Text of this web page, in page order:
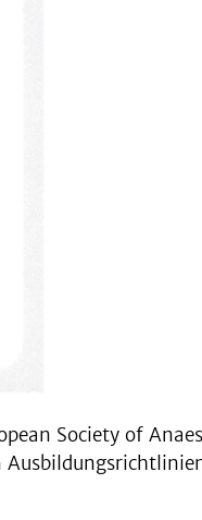
Society of